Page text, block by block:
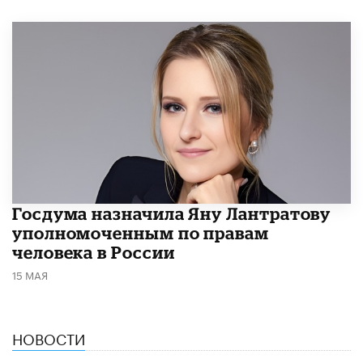
Госдума назначила Яну Лантратову
уполномоченным по правам
человека в России
15 МАЯ
НОВОСТИ